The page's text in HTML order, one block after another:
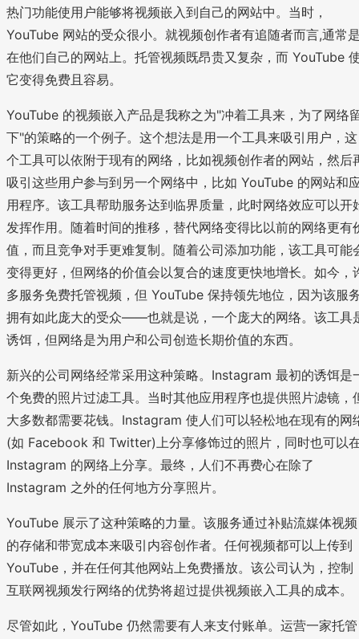
热门功能使用户能够将视频嵌入到自己的网站中。当时，
YouTube 网站的受众很小。就视频创作者有追随者而言,通常
在他们自己的网站上。托管视频既昂贵又复杂，而 YouTube
它变得免费且容易。
YouTube 的视频嵌入产品是我称之为"冲着工具来，为了网络
下"的策略的一个例子。这个想法是用一个工具来吸引用户，这
个工具可以依附于现有的网络，比如视频创作者的网站，然后
吸引这些用户参与到另一个网络中，比如 YouTube 的网站和
用程序。该工具帮助服务达到临界质量，此时网络效应可以开
发挥作用。随着时间的推移，替代网络变得比以前的网络更有
值，而且竞争对手更难复制。随着公司添加功能，该工具可能
变得更好，但网络的价值会以复合的速度更快地增长。如今，
多服务免费托管视频，但 YouTube 保持领先地位，因为该服
拥有如此庞大的受众——也就是说，一个庞大的网络。该工具
诱饵，但网络是为用户和公司创造长期价值的东西。
新兴的公司网络经常采用这种策略。Instagram 最初的诱饵是
个免费的照片过滤工具。当时其他应用程序也提供照片滤镜，
大多数都需要花钱。Instagram 使人们可以轻松地在现有的网
(如 Facebook 和 Twitter)上分享修饰过的照片，同时也可以
Instagram 的网络上分享。最终，人们不再费心在除了
Instagram 之外的任何地方分享照片。
YouTube 展示了这种策略的力量。该服务通过补贴流媒体视频
的存储和带宽成本来吸引内容创作者。任何视频都可以上传到
YouTube，并在任何其他网站上免费播放。该公司认为，控制
互联网视频发行网络的优势将超过提供视频嵌入工具的成本。
尽管如此，YouTube 仍然需要有人来支付账单。运营一家托管